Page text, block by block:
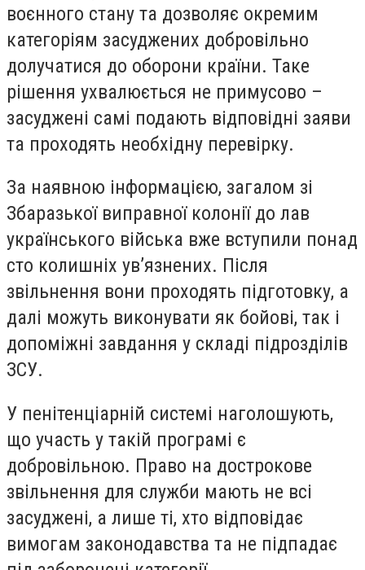
воєнного стану та дозволяє окремим
категоріям засуджених добровільно
долучатися до оборони країни. Таке
рішення ухвалюється не примусово –
засуджені самі подають відповідні заяви
та проходять необхідну перевірку.
За наявною інформацією, загалом зі
Збаразької виправної колонії до лав
українського війська вже вступили понад
сто колишніх ув’язнених. Після
звільнення вони проходять підготовку, а
далі можуть виконувати як бойові, так і
допоміжні завдання у складі підрозділів
ЗСУ.
У пенітенціарній системі наголошують,
що участь у такій програмі є
добровільною. Право на дострокове
звільнення для служби мають не всі
засуджені, а лише ті, хто відповідає
вимогам законодавства та не підпадає